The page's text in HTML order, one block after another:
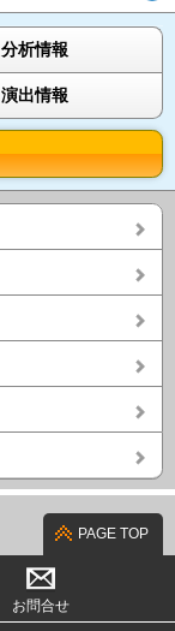
分析情報
演出情報
PAGE TOP
お問合せ